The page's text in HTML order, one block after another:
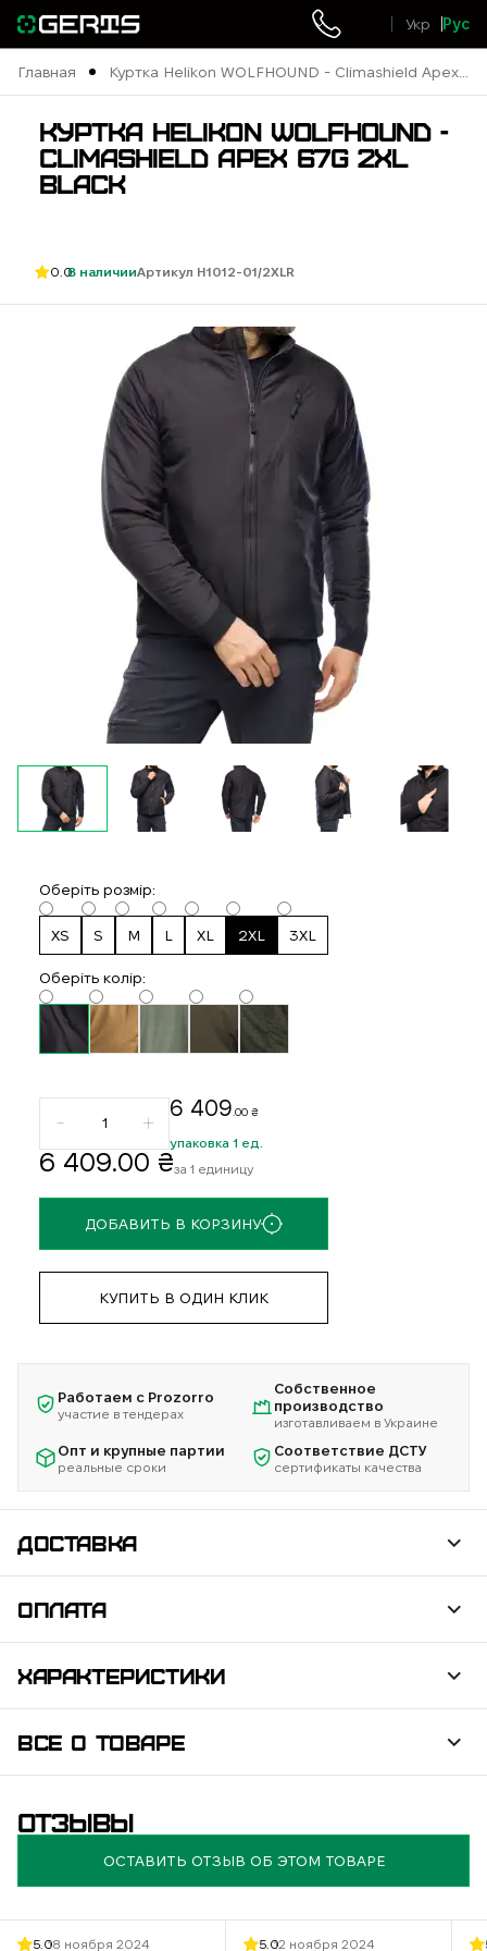
Укр Рус
Главная
Куртка Helikon WOLFHOUND - Climashield Apex
67g 2XL Black
КУРТКА HELIKON WOLFHOUND -
CLIMASHIELD APEX 67G 2XL
BLACK
0.0В наличииАртикул H1012-01/2XLR
Работаем с Prozorro
участие в тендерах
Собственное
производство
изготавливаем в Украине
Опт и крупные партии
реальные сроки
Соответствие ДСТУ
сертификаты качества
ДОСТАВКА
ОПЛАТА
ХАРАКТЕРИСТИКИ
ВСЕ О ТОВАРЕ
Оберіть розмір:
XS S M L XL 2XL 3XL
Oберіть колір:
6 409 .00 ₴
упаковка 1 ед.
6 409.00 ₴за 1 единицу
ДОБАВИТЬ В КОРЗИНУ
КУПИТЬ В ОДИН КЛИК
ОТЗЫВЫ
ОСТАВИТЬ ОТЗЫВ ОБ ЭТОМ ТОВАРЕ
5.018 ноября 2024 5.012 ноября 2024